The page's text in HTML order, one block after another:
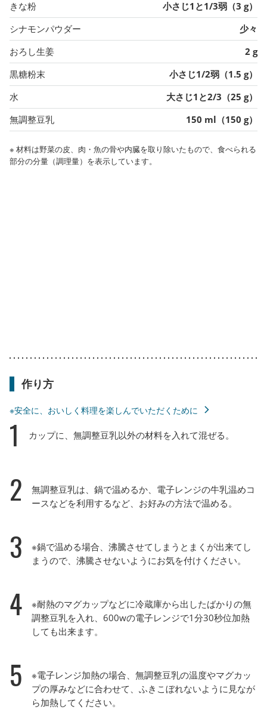
きな粉
小さじ1と1/3弱（3 g）
シナモンパウダー
少々
おろし生姜
2 g
黒糖粉末
小さじ1/2弱（1.5 g）
水
大さじ1と2/3（25 g）
無調整豆乳
150 ml（150 g）
※ 材料は野菜の皮、肉・魚の骨や内臓を取り除いたもので、食べられる
部分の分量（調理量）を表示しています。
作り方
※安全に、おいしく料理を楽しんでいただくために
1 カップに、無調整豆乳以外の材料を入れて混ぜる。
2
無調整豆乳は、鍋で温めるか、電子レンジの牛乳温めコ
ースなどを利用するなど、お好みの方法で温める。
3
※鍋で温める場合、沸騰させてしまうとまくが出来てし
まうので、沸騰させないようにお気を付けください。
4
※耐熱のマグカップなどに冷蔵庫から出したばかりの無
調整豆乳を入れ、600wの電子レンジで1分30秒位加熱
しても出来ます。
5
※電子レンジ加熱の場合、無調整豆乳の温度やマグカッ
プの厚みなどに合わせて、ふきこぼれないように見なが
ら加熱してください。